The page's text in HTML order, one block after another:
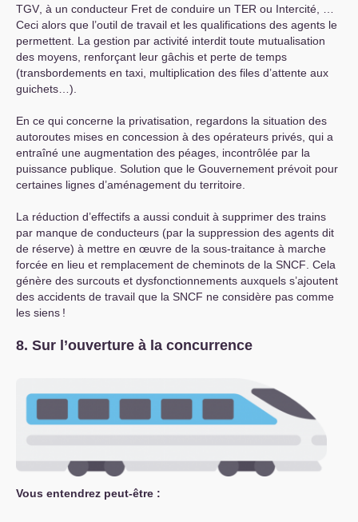
TGV , à un conducteur Fret de conduire un TER ou Intercité, …
Ceci alors que l’outil de travail et les qualifications des agents le
permettent. La gestion par activité interdit toute mutualisation
des moyens, renforçant leur gâchis et perte de temps
(transbordements en taxi, multiplication des files d’attente aux
guichets…).
En ce qui concerne la privatisation, regardons la situation des
autoroutes mises en concession à des opérateurs privés, qui a
entraîné une augmentation des péages, incontrôlée par la
puissance publique. Solution que le Gouvernement prévoit pour
certaines lignes d’aménagement du territoire.
La réduction d’effectifs a aussi conduit à supprimer des trains
par manque de conducteurs (par la suppression des agents dit
de réserve) à mettre en œuvre de la sous-traitance à marche
forcée en lieu et remplacement de cheminots de la SNCF . Cela
génère des surcouts et dysfonctionnements auxquels s’ajoutent
des accidents de travail que la SNCF ne considère pas comme
les siens !
8. Sur l’ouverture à la concurrence
Vous entendrez peut-être :